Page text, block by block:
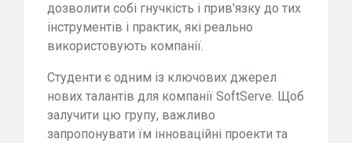
дозволити собі гнучкість і прив'язку до тих
інструментів і практик, які реально
використовують компанії.
Студенти є одним із ключових джерел
нових талантів для компанії SoftServe. Щоб
залучити цю групу, важливо
запропонувати їм інноваційні проекти та